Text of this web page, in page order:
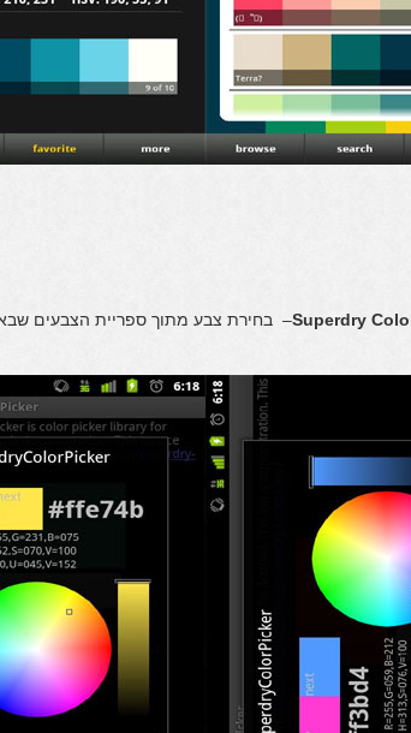
– בחירת צבע מתוך ספריית הצבעים